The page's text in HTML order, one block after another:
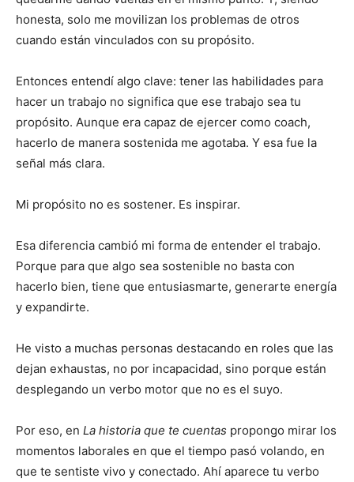
honesta, solo me movilizan los problemas de otros
cuando están vinculados con su propósito.
Entonces entendí algo clave: tener las habilidades para
hacer un trabajo no significa que ese trabajo sea tu
propósito. Aunque era capaz de ejercer como coach,
hacerlo de manera sostenida me agotaba. Y esa fue la
señal más clara.
Mi propósito no es sostener. Es inspirar.
Esa diferencia cambió mi forma de entender el trabajo.
Porque para que algo sea sostenible no basta con
hacerlo bien, tiene que entusiasmarte, generarte energía
y expandirte.
He visto a muchas personas destacando en roles que las
dejan exhaustas, no por incapacidad, sino porque están
desplegando un verbo motor que no es el suyo.
Por eso, en La historia que te cuentas propongo mirar los
momentos laborales en que el tiempo pasó volando, en
que te sentiste vivo y conectado. Ahí aparece tu verbo